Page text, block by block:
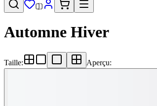
Automne Hiver
Taille: Aperçu: